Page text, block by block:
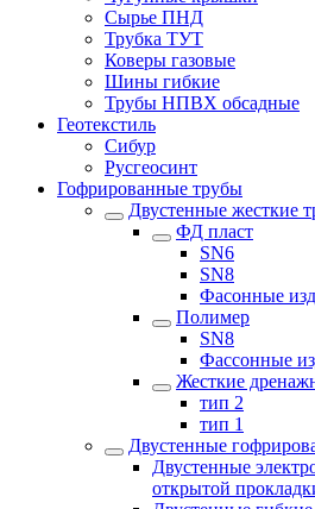
Сырье ПНД
Трубка ТУТ
Коверы газовые
Шины гибкие
Трубы НПВХ обсадные
Геотекстиль
Сибур
Русгеосинт
Гофрированные трубы
Двустенные жесткие
ФД пласт
SN6
SN8
Фасонные
Полимер
SN8
Фассонные
Жесткие
тип 2
тип 1
Двустенные
Двустенные
открытой